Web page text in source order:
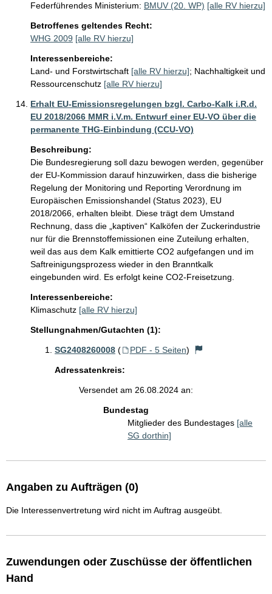
Federführendes Ministerium: BMUV (20. WP) [alle RV hierzu]
Betroffenes geltendes Recht:
WHG 2009 [alle RV hierzu]
Interessenbereiche:
Land- und Forstwirtschaft [alle RV hierzu]; Nachhaltigkeit und
Ressourcenschutz [alle RV hierzu]
Erhalt EU-Emissionsregelungen bzgl. Carbo-Kalk i.R.d.
EU 2018/2066 MMR i.V.m. Entwurf einer EU-VO über die
permanente THG-Einbindung (CCU-VO)
Beschreibung:
Die Bundesregierung soll dazu bewogen werden, gegenüber
der EU-Kommission darauf hinzuwirken, dass die bisherige
Regelung der Monitoring und Reporting Verordnung im
Europäischen Emissionshandel (Status 2023), EU
2018/2066, erhalten bleibt. Diese trägt dem Umstand
Rechnung, dass die „kaptiven“ Kalköfen der Zuckerindustrie
nur für die Brennstoffemissionen eine Zuteilung erhalten,
weil das aus dem Kalk emittierte CO2 aufgefangen und im
Saftreinigungsprozess wieder in den Branntkalk
eingebunden wird. Es erfolgt keine CO2-Freisetzung.
Interessenbereiche:
Klimaschutz [alle RV hierzu]
Stellungnahmen/Gutachten (1):
SG2408260008 ( PDF - 5 Seiten)
Adressatenkreis:
Versendet am 26.08.2024 an:
Bundestag
Mitglieder des Bundestages [alle
SG dorthin]
Angaben zu Aufträgen (0)
Die Interessenvertretung wird nicht im Auftrag ausgeübt.
Zuwendungen oder Zuschüsse der öffentlichen
Hand